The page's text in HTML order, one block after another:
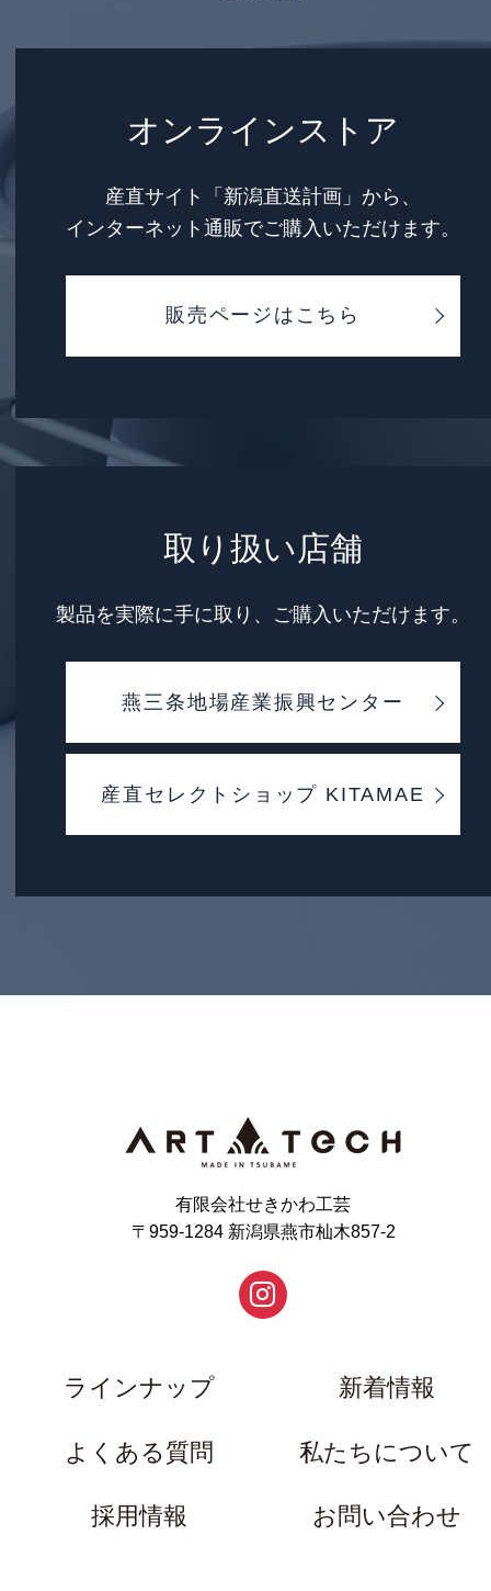
オンラインストア
産直サイト「新潟直送計画」から、
インターネット通販でご購入いただけます。
販売ページはこちら
取り扱い店舗
製品を実際に手に取り、ご購入いただけます。
燕三条地場産業振興センター
産直セレクトショップ KITAMAE
有限会社せきかわ工芸
〒959-1284 新潟県燕市杣木857-2
ラインナップ 新着情報
よくある質問 私たちについて
採用情報 お問い合わせ